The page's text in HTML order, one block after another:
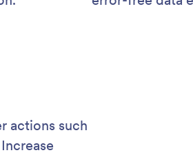
actions such